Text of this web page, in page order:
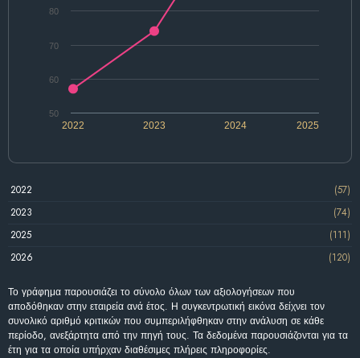
2022 2024
2023 2025
50
60
70
80
2022
(57)
2023
(74)
2025
(111)
2026
(120)
Το γράφημα παρουσιάζει το σύνολο όλων των αξιολογήσεων που
αποδόθηκαν στην εταιρεία ανά έτος. Η συγκεντρωτική εικόνα δείχνει τον
συνολικό αριθμό κριτικών που συμπεριλήφθηκαν στην ανάλυση σε κάθε
περίοδο, ανεξάρτητα από την πηγή τους. Τα δεδομένα παρουσιάζονται για τα
έτη για τα οποία υπήρχαν διαθέσιμες πλήρεις πληροφορίες.